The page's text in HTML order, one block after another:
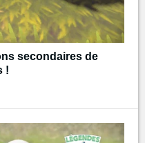
secondaires de
!